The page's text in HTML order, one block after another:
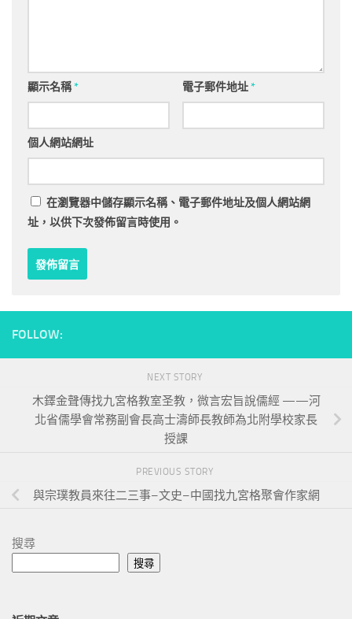
顯示名稱* 電子郵件地址*
個人網站網址
在瀏覽器中儲存顯示名稱、電子郵件地址及個人網站網
址，以供下次發佈留言時使用。
FOLLOW:
NEXT STORY
木鐸金聲傳找九宮格教室圣教，微言宏旨說儒經 ——河
北省儒學會常務副會長高士濤師長教師為北附學校家長
授課
PREVIOUS STORY
與宗璞教員來往二三事–文史–中國找九宮格聚會作家網
搜尋
搜尋